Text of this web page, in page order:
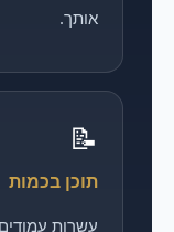
אותך.
📝
תוכן בכמות
עשרות